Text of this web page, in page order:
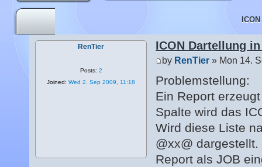
ICON Dartellung
by RenTier » Mon 14.
Problemstellung:
Ein Report
Spalte wird das
Wird diese Liste
@xx@
Report als JOB
RenTier
Posts: 2
Joined: Wed 2. Sep 2009, 11:18